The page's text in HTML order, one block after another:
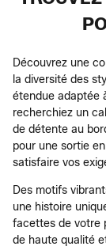
Découvrez une
la diversité des
étendue adaptée
recherchiez un
de détente au
pour une sortie
satisfaire vos
Des motifs
une histoire
facettes de votre
de haute qualité